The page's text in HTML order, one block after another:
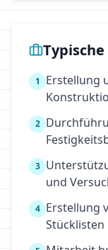
1
Erstellung
2
3
und
4 Erstellung
Stücklisten